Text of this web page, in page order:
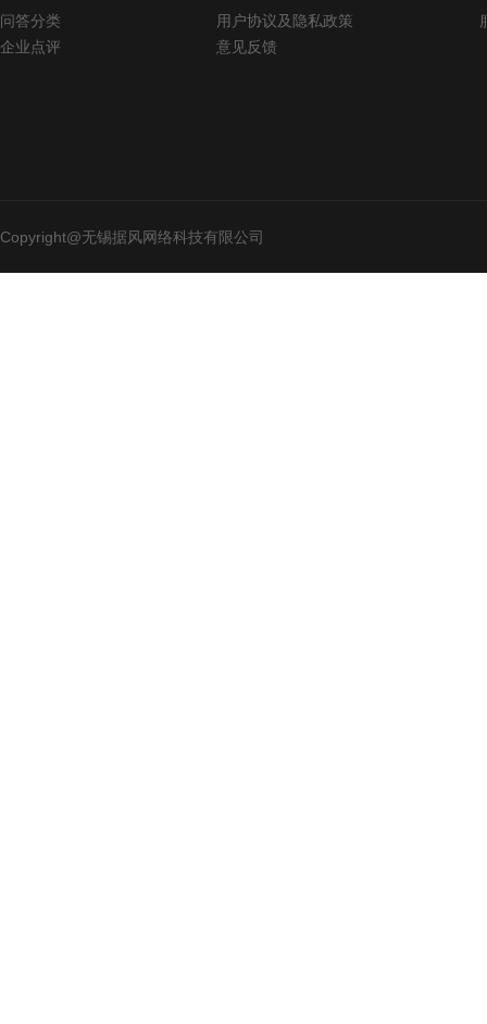
问答分类
企业点评
用户协议及隐私政策
意见反馈
Copyright@无锡据风网络科技有限公司